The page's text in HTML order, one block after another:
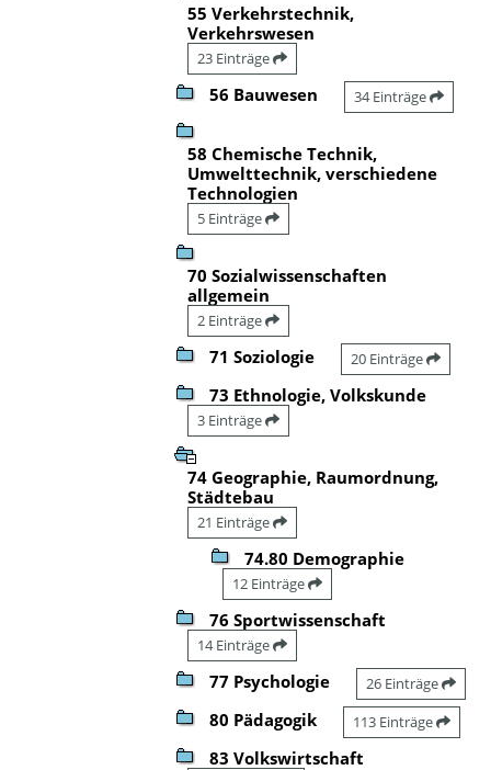
55 Verkehrstechnik,
Verkehrswesen
23 Einträge
56 Bauwesen 34 Einträge
58 Chemische Technik,
Umwelttechnik, verschiedene
Technologien
5 Einträge
70 Sozialwissenschaften
allgemein
2 Einträge
71 Soziologie 20 Einträge
73 Ethnologie, Volkskunde
3 Einträge
74 Geographie, Raumordnung,
Städtebau
21 Einträge
74.80 Demographie
12 Einträge
76 Sportwissenschaft
14 Einträge
77 Psychologie 26 Einträge
80 Pädagogik 113 Einträge
83 Volkswirtschaft